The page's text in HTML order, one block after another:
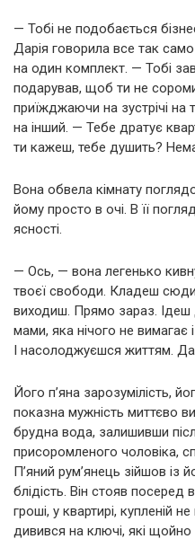
— Тобі не подобається
Дарія говорила все так
на один комплект. — Тобі
подарував, щоб ти не
приїжджаючи на зустрічі на
на інший. — Тебе дратує
ти кажеш, тебе душить?
Вона обвела кімнату
йому просто в очі. В її
ясності.
— Ось, — вона легенько
твоєї свободи. Кладеш сюди
виходиш. Прямо зараз. Ідеш
мами, яка нічого не
І насолоджуєшся життям.
Його п’яна зарозумілість,
показна мужність миттєво
брудна вода, залишивши
присоромленого чоловіка,
П’яний рум’янець зійшов із
блідість. Він стояв посеред
гроші, у квартирі, купленій
дивився на ключі, які